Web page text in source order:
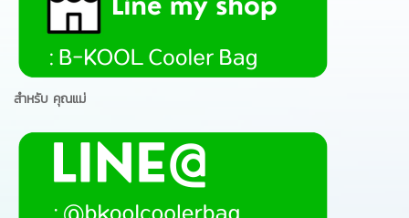
สำหรับ คุณแม่